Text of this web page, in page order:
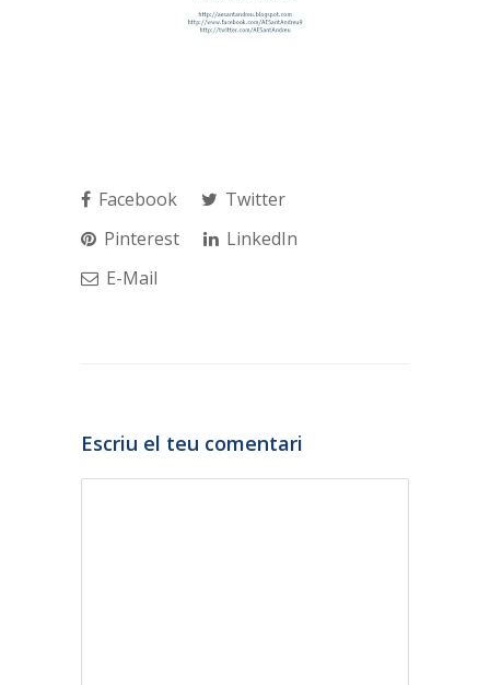
Facebook
Twitter
Pinterest
LinkedIn
E-Mail
Escriu el teu comentari